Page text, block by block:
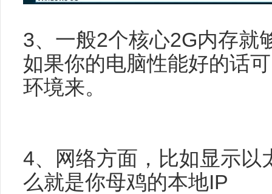
3、一般2个核心2G内存就
如果你的电脑性能好的话
环境来。
4、网络方面，比如显示以
么就是你母鸡的本地IP